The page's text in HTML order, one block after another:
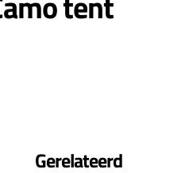
Gerelateerd